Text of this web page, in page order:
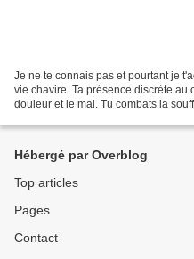
Je ne te connais pas et pourtant je
vie chavire. Ta présence discrète
douleur et le mal. Tu combats la
Hébergé par Overblog
Top articles
Pages
Contact